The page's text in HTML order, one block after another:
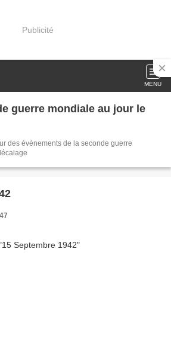
Publicité
MENU
guerre mondiale au jour le
des événements de la seconde guerre